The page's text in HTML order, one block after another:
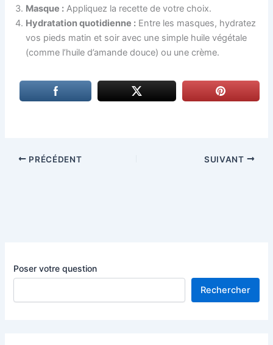
Poser votre question
Rechercher
Masque : Appliquez la recette de votre choix.
Hydratation quotidienne : Entre les masques, hydratez
vos pieds matin et soir avec une simple huile végétale
(comme l’huile d’amande douce) ou une crème.
PRÉCÉDENT SUIVANT